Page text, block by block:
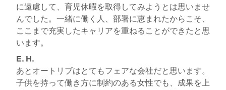
に遠慮して、育児休暇を取得してみようとは思いませ
んでした。一緒に働く人、部署に恵まれたからこそ、
ここまで充実したキャリアを重ねることができたと思
います。
E. H.
あとオートリブはとてもフェアな会社だと思います。
子供を持って働き方に制約のある女性でも、成果を上